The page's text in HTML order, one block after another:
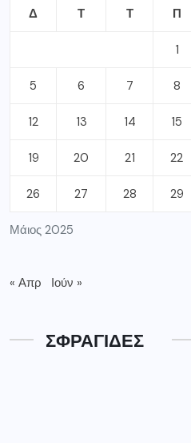
Μάιος 2025
Δ Τ Τ Π
1
5 6 7 8
12 13 14 15
19 20 21 22
26 27 28 29
« Απρ Ιούν »
ΣΦΡΑΓΙΔΕΣ